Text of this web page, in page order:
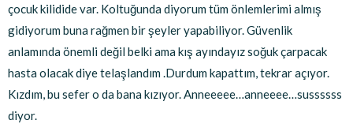
çocuk kilidide var. Koltuğunda diyorum tüm önlemlerimi almış
gidiyorum buna rağmen bir şeyler yapabiliyor. Güvenlik
anlamında önemli değil belki ama kış ayındayız soğuk çarpacak
hasta olacak diye telaşlandım .Durdum kapattım, tekrar açıyor.
Kızdım, bu sefer o da bana kızıyor. Anneeeee…anneeee…sussssss
diyor.